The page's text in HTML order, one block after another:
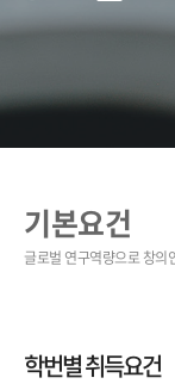
기본요건
학번별 취득요건